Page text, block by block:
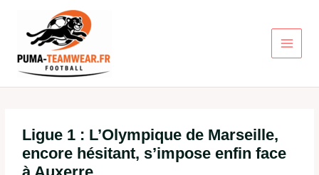
contenu
Ligue 1 : L’Olympique de Marseille,
encore hésitant, s’impose enfin face